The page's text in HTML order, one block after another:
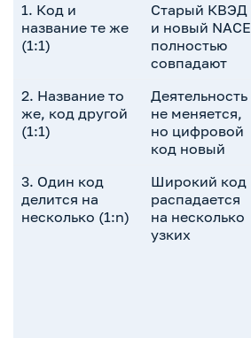
1. Код и
название те же
(1:1)
Старый КВЭД
и новый NACE
полностью
совпадают
2. Название то
же, код другой
(1:1)
Деятельность
не меняется,
но цифровой
код новый
3. Один код
делится на
несколько (1:n)
Широкий код
распадается
на несколько
узких